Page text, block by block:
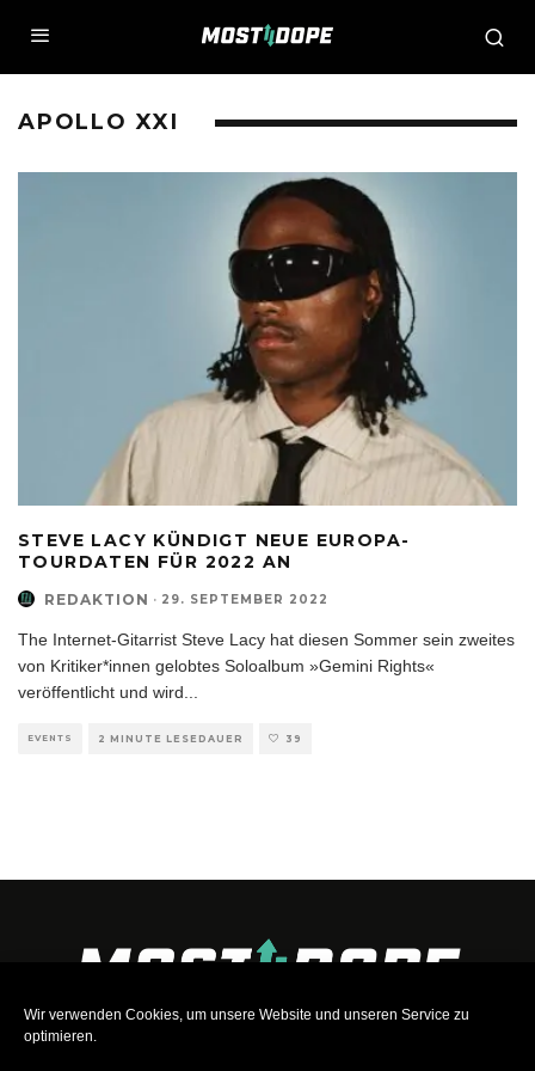
Wir verwenden Cookies, um unsere Website und unseren Service zu
optimieren.
APOLLO XXI
STEVE LACY KÜNDIGT NEUE EUROPA-
TOURDATEN FÜR 2022 AN
REDAKTION · 29. SEPTEMBER 2022
The Internet-Gitarrist Steve Lacy hat diesen Sommer sein zweites
von Kritiker*innen gelobtes Soloalbum »Gemini Rights«
veröffentlicht und wird
EVENTS 2 MINUTE LESEDAUER 39